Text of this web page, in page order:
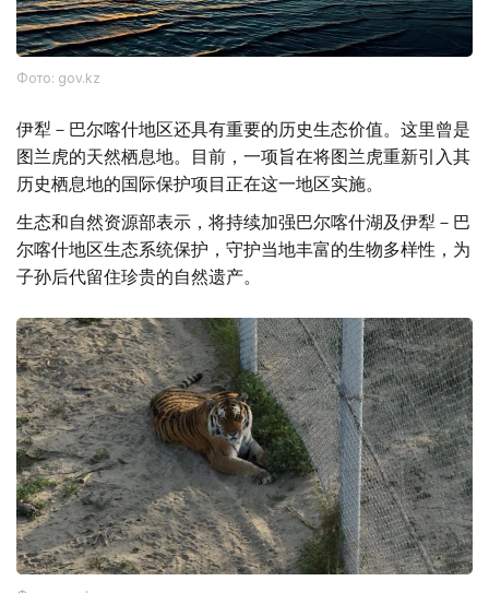
Фото: gov.kz
伊犁－巴尔喀什地区还具有重要的历史生态价值。这里曾是
图兰虎的天然栖息地。目前，一项旨在将图兰虎重新引入其
历史栖息地的国际保护项目正在这一地区实施。
生态和自然资源部表示，将持续加强巴尔喀什湖及伊犁－巴
尔喀什地区生态系统保护，守护当地丰富的生物多样性，为
子孙后代留住珍贵的自然遗产。